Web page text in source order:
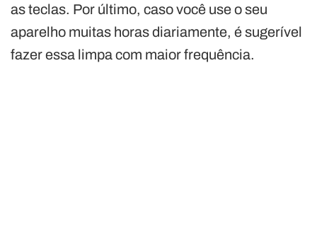
as teclas. Por último, caso você use o seu
aparelho muitas horas diariamente, é sugerível
fazer essa limpa com maior frequência.